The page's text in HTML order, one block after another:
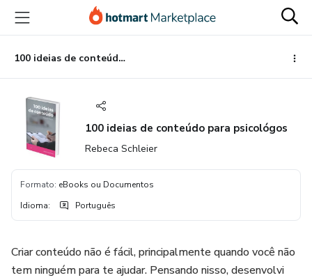
para
conteúdo
principal
para
pagamento
para
rodapé
100 ideias de conteúdo para psicológos
100 ideias de conteúdo para psicológos
Rebeca Schleier
Formato: eBooks ou Documentos
Idioma: Português
Criar conteúdo não é fácil, principalmente quando você não
tem ninguém para te ajudar. Pensando nisso, desenvolvi